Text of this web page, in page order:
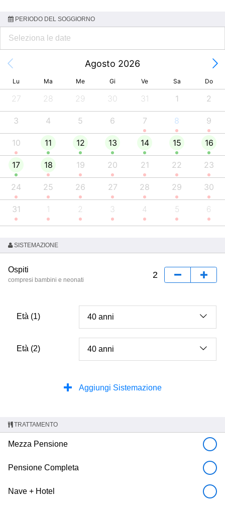
PERIODO DEL SOGGIORNO
Agosto 2026
Lu Ma Me Gi Ve Sa Do
27 28 29 30 31 1 2
3 4 5 6 7 8 9
10 11 12 13 14 15 16
17 18 19 20 21 22 23
24 25 26 27 28 29 30
31 1 2 3 4 5 6
SISTEMAZIONE
Ospiti
compresi bambini e neonati
Età (1)
Età (2)
Aggiungi Sistemazione
TRATTAMENTO
Mezza Pensione
Pensione Completa
Nave + Hotel